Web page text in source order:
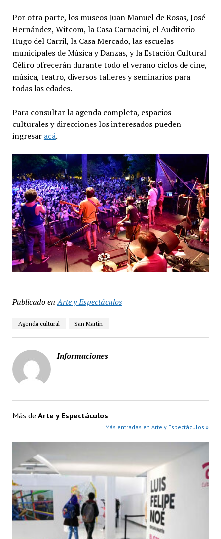
Por otra parte, los museos Juan Manuel de Rosas, José
Hernández, Witcom, la Casa Carnacini, el Auditorio
Hugo del Carril, la Casa Mercado, las escuelas
municipales de Música y Danzas, y la Estación Cultural
Céfiro ofrecerán durante todo el verano ciclos de cine,
música, teatro, diversos talleres y seminarios para
todas las edades.
Para consultar la agenda completa, espacios
culturales y direcciones los interesados pueden
ingresar acá.
Publicado en Arte y Espectáculos
Agenda cultural San Martín
Informaciones
Más de Arte y Espectáculos
Más entradas en Arte y Espectáculos »